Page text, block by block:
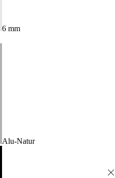
6 mm
Alu-Natur